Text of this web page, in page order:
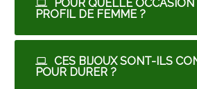
POUR QUELLE
PROFIL DE FEMME ?
CES BIJOUX SONT-ILS
POUR DURER ?